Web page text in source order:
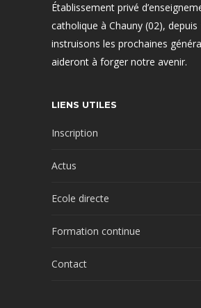
Établissement privé
catholique à Chauny (02), depuis
instruisons les prochaines
aideront à forger notre avenir.
LIENS UTILES
Inscription
Actus
Ecole directe
Formation continue
Contact